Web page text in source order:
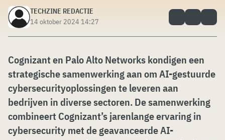
TECHZINE REDACTIE
14 oktober 2024 14:27
Cognizant en Palo Alto Networks kondigen een
strategische samenwerking aan om AI-gestuurde
cybersecurityoplossingen te leveren aan
bedrijven in diverse sectoren. De samenwerking
combineert Cognizant’s jarenlange ervaring in
cybersecurity met de geavanceerde AI-